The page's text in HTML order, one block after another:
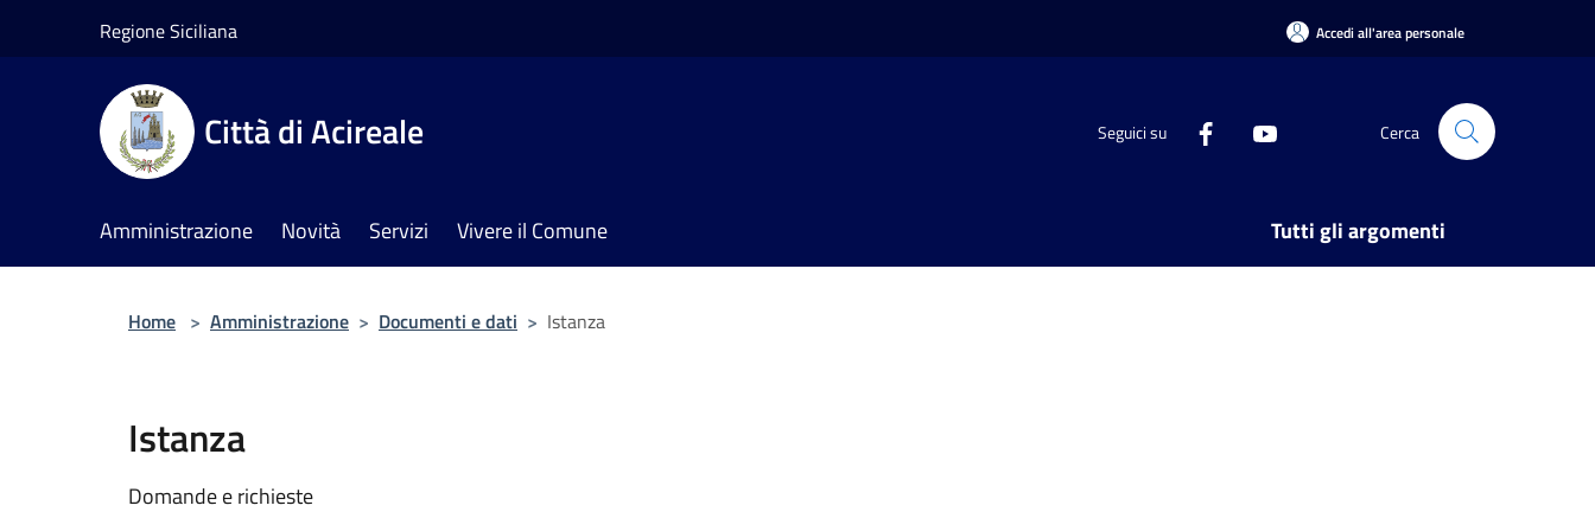
Regione Siciliana Accedi all'area personale
Città di Acireale Seguici su Cerca
Amministrazione Novità Servizi Vivere il Comune Tutti gli argomenti
Home > Amministrazione > Documenti e dati > Istanza
Istanza
Domande e richieste